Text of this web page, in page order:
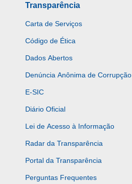
Transparência
Carta de Serviços
Código de Ética
Dados Abertos
Denúncia Anônima de Corrupção
E-SIC
Diário Oficial
Lei de Acesso à Informação
Radar da Transparência
Portal da Transparência
Perguntas Frequentes